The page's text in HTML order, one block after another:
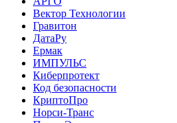
Вектор Технологии
Гравитон
ДатаРу
Ермак
ИМПУЛЬС
Киберпротект
Код безопасности
КриптоПро
Норси-Транс